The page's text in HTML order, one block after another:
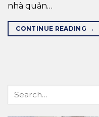
nhà quản…
CONTINUE READING →